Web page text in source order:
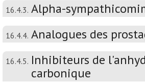
16.4.3. Alpha-
16.4.4. Analogues des
16.4.5. Inhibiteurs de
carbonique